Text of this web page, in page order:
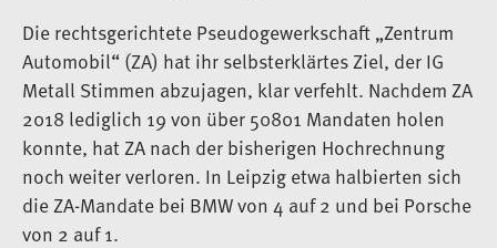
Die rechtsgerichtete Pseudogewerkschaft „Zentrum
Automobil“ (ZA) hat ihr selbsterklärtes Ziel, der IG
Metall Stimmen abzujagen, klar verfehlt. Nachdem ZA
2018 lediglich 19 von über 50801 Mandaten holen
konnte, hat ZA nach der bisherigen Hochrechnung
noch weiter verloren. In Leipzig etwa halbierten sich
die ZA-Mandate bei BMW von 4 auf 2 und bei Porsche
von 2 auf 1.